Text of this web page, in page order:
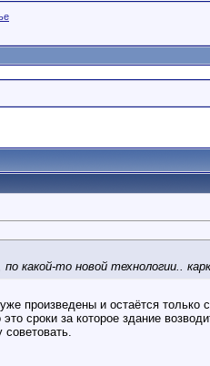
какой-то новой технологии..
произведены и остаётся
сроки за которое здание